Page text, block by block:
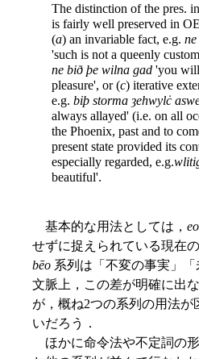
The distinction of the pres.
is fairly well preserved in
(a) an invariable fact, e.g.
'such is not a queenly
ne bið þe wilna gad 'you
pleasure', or (c) iterative
e.g. biþ storma ȝehwylċ
always allayed' (i.e. on all
the Phoenix, past and to
present state provided its
especially regarded, e.g.
beautiful'.
基本的な用法としては，
せずに捉えられている現在
bēo 系列は「不変の事実」「
文脈上，この差が明確に出
が，概ね2つの系列の用法が
いだろう．
ほかに命令法や不定詞の形